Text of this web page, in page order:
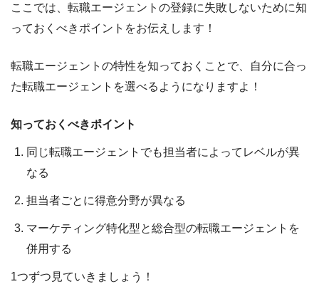
ここでは、 転職エージェントの登録に失敗しないために知
っておくべきポイント をお伝えします！
転職エージェントの特性を知っておくことで、自分に合っ
た転職エージェントを選べるようになりますよ！
知っておくべきポイント
同じ転職エージェントでも担当者によってレベルが異
なる
担当者ごとに得意分野が異なる
マーケティング特化型と総合型の転職エージェントを
併用する
1つずつ見ていきましょう！